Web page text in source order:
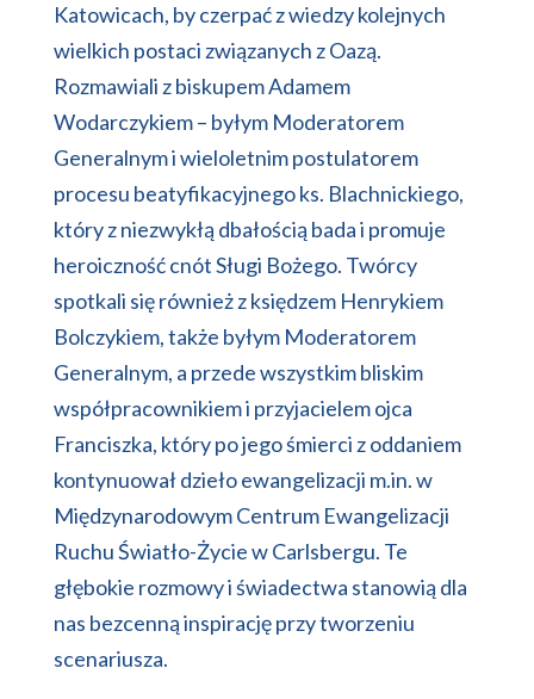
Katowicach, by czerpać z wiedzy kolejnych
wielkich postaci związanych z Oazą.
Rozmawiali z biskupem Adamem
Wodarczykiem – byłym Moderatorem
Generalnym i wieloletnim postulatorem
procesu beatyfikacyjnego ks. Blachnickiego,
który z niezwykłą dbałością bada i promuje
heroiczność cnót Sługi Bożego. Twórcy
spotkali się również z księdzem Henrykiem
Bolczykiem, także byłym Moderatorem
Generalnym, a przede wszystkim bliskim
współpracownikiem i przyjacielem ojca
Franciszka, który po jego śmierci z oddaniem
kontynuował dzieło ewangelizacji m.in. w
Międzynarodowym Centrum Ewangelizacji
Ruchu Światło-Życie w Carlsbergu. Te
głębokie rozmowy i świadectwa stanowią dla
nas bezcenną inspirację przy tworzeniu
scenariusza.